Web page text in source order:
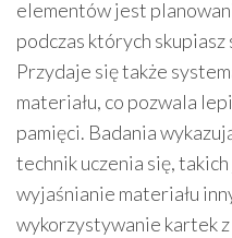
elementów jest
podczas których skupiasz
Przydaje się także
materiału, co pozwala
pamięci. Badania
technik uczenia się,
wyjaśnianie materiału
wykorzystywanie kartek